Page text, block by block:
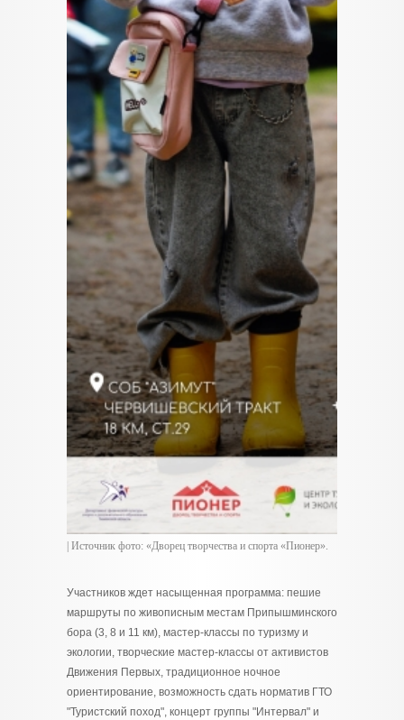
| Источник фото: «Дворец творчества и спорта «Пионер».
Участников ждет насыщенная программа: пешие
маршруты по живописным местам Припышминского
бора (3, 8 и 11 км), мастер-классы по туризму и
экологии, творческие мастер-классы от активистов
Движения Первых, традиционное ночное
ориентирование, возможность сдать норматив ГТО
"Туристский поход", концерт группы "Интервал" и